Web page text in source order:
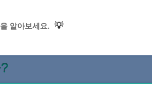
알아보세요. 💡